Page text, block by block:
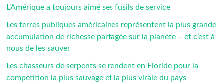
L’Amérique a toujours aimé ses fusils de service
Les terres publiques américaines représentent la plus grande
accumulation de richesse partagée sur la planète – et c’est à
nous de les sauver
Les chasseurs de serpents se rendent en Floride pour la
compétition la plus sauvage et la plus virale du pays